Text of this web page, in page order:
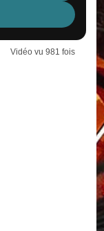
Vidéo vu 981 fois